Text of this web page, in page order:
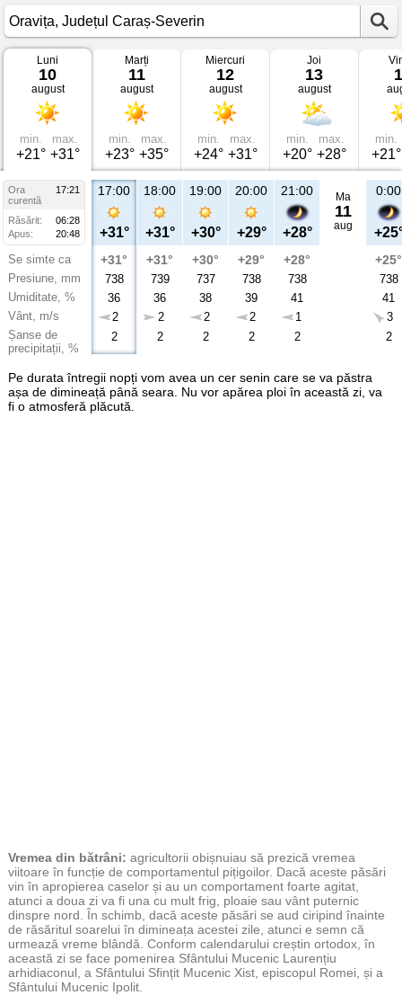
Vremea
Oravița
Județul
Caraș-
Severin
Luni
10
august
min.
+21°
max.
+31°
Marți
11
august
min.
+23°
max.
+35°
Miercuri
12
august
min.
+24°
max.
+31°
Joi
13
august
min.
+20°
max.
+28°
min.
+21°
Ora
17:21
curentă
Răsărit:
06:28
Apus:
20:48
Se simte ca
Presiune, mm
Umiditate, %
Vânt, m/s
Șanse de
precipitații, %
17:00
+31°
+31°
738
36
2
2
18:00
+31°
+31°
739
36
2
2
19:00
+30°
+30°
737
38
2
2
20:00
+29°
+29°
738
39
2
2
21:00
+28°
+28°
738
41
1
2
Ma
11
aug
0:00
+25°
738
41
3
2
Pe durata întregii nopți vom avea un cer senin care se va păstra
așa de dimineață până seara. Nu vor apărea ploi în această zi, va
fi o atmosferă plăcută.
Vremea din bătrâni: agricultorii obișnuiau să prezică vremea
viitoare în funcție de comportamentul pițigoilor. Dacă aceste păsări
vin în apropierea caselor și au un comportament foarte agitat,
atunci a doua zi va fi una cu mult frig, ploaie sau vânt puternic
dinspre nord. În schimb, dacă aceste păsări se aud ciripind înainte
de răsăritul soarelui în dimineața acestei zile, atunci e semn că
urmează vreme blândă. Conform calendarului creștin ortodox, în
această zi se face pomenirea Sfântului Mucenic Laurențiu
arhidiaconul, a Sfântului Sfințit Mucenic Xist, episcopul Romei, și a
Sfântului Mucenic Ipolit.